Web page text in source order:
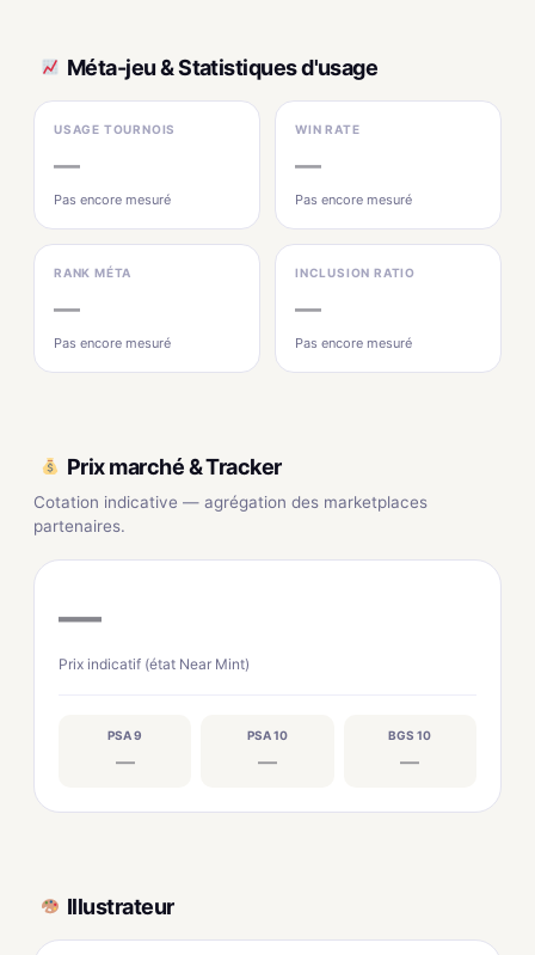
Méta-jeu & Statistiques d'usage
USAGE TOURNOIS
—
Pas encore mesuré
WIN RATE
—
Pas encore mesuré
RANK MÉTA
—
Pas encore mesuré
INCLUSION RATIO
—
Pas encore mesuré
Prix marché & Tracker
Cotation indicative — agrégation des marketplaces
partenaires.
—
Prix indicatif (état Near Mint)
PSA 9
—
PSA 10
—
BGS 10
—
Illustrateur